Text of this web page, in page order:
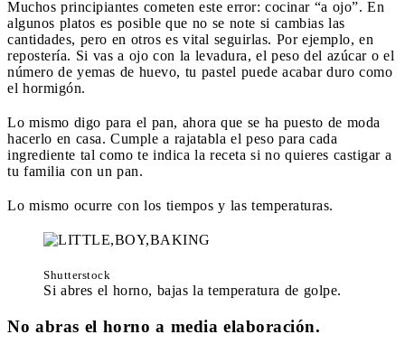
Muchos principiantes cometen este error: cocinar “a ojo”. En
algunos platos es posible que no se note si cambias las
cantidades, pero en otros es vital seguirlas. Por ejemplo, en
repostería. Si vas a ojo con la levadura, el peso del azúcar o el
número de yemas de huevo, tu pastel puede acabar duro como
el hormigón.
Lo mismo digo para el pan, ahora que se ha puesto de moda
hacerlo en casa. Cumple a rajatabla el peso para cada
ingrediente tal como te indica la receta si no quieres castigar a
tu familia con un pan.
Lo mismo ocurre con los tiempos y las temperaturas.
Shutterstock
Si abres el horno, bajas la temperatura de golpe.
No abras el horno a media elaboración.